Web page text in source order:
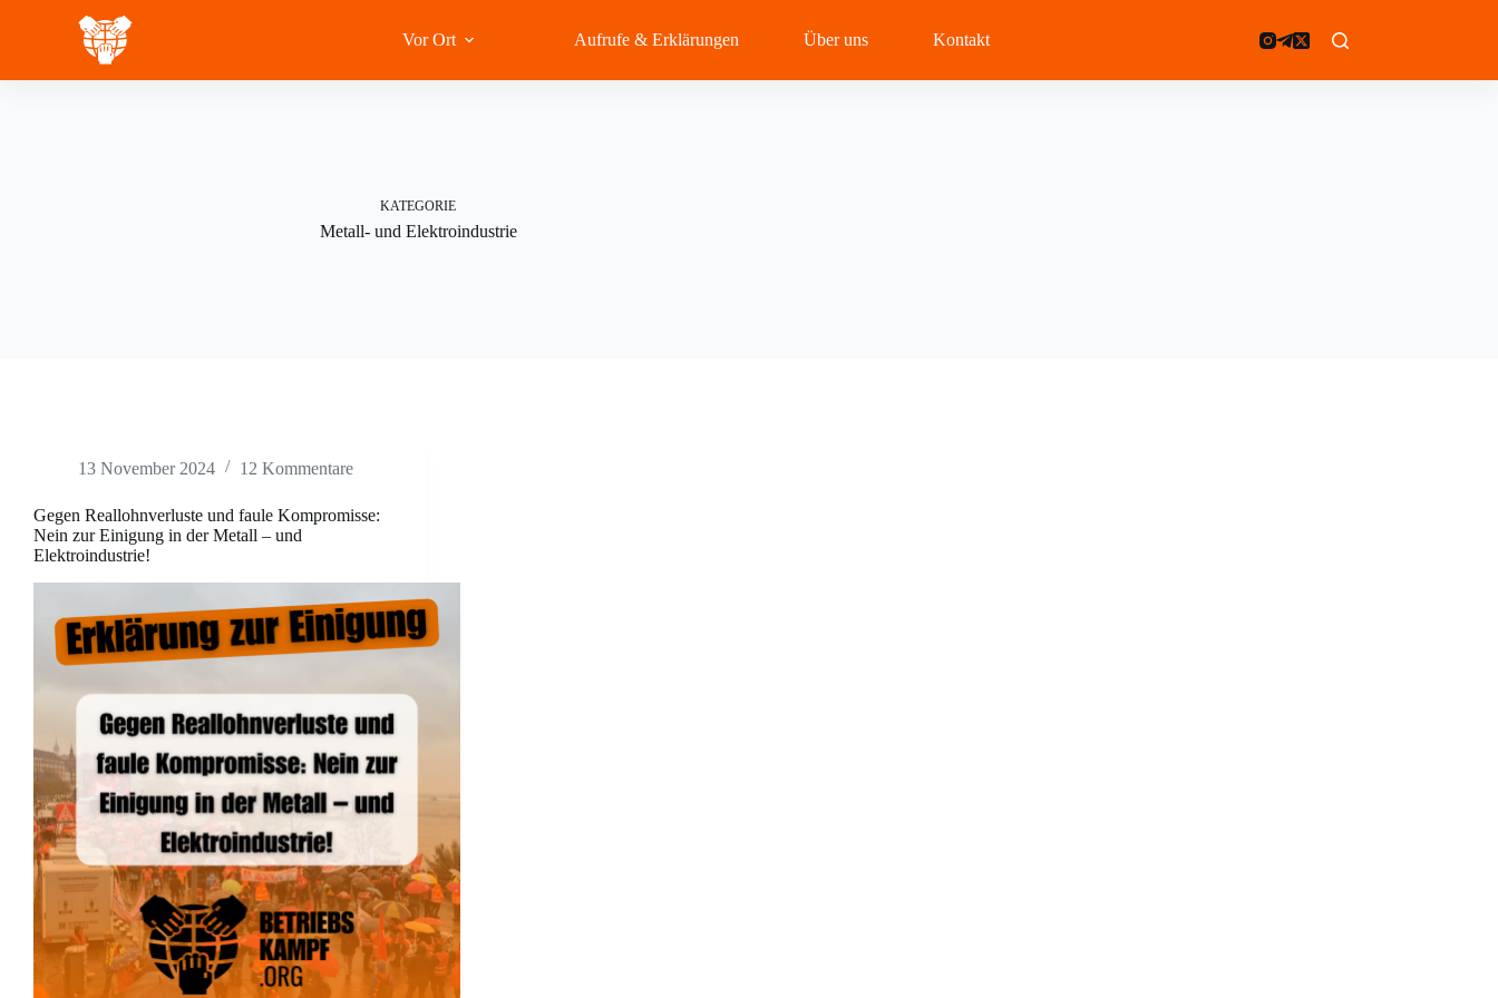
Vor Ort Aufrufe & Erklärungen Über uns Kontakt
KATEGORIE
Metall- und Elektroindustrie
13 November 2024 12 Kommentare
Gegen Reallohnverluste und faule Kompromisse:
Nein zur Einigung in der Metall – und
Elektroindustrie!